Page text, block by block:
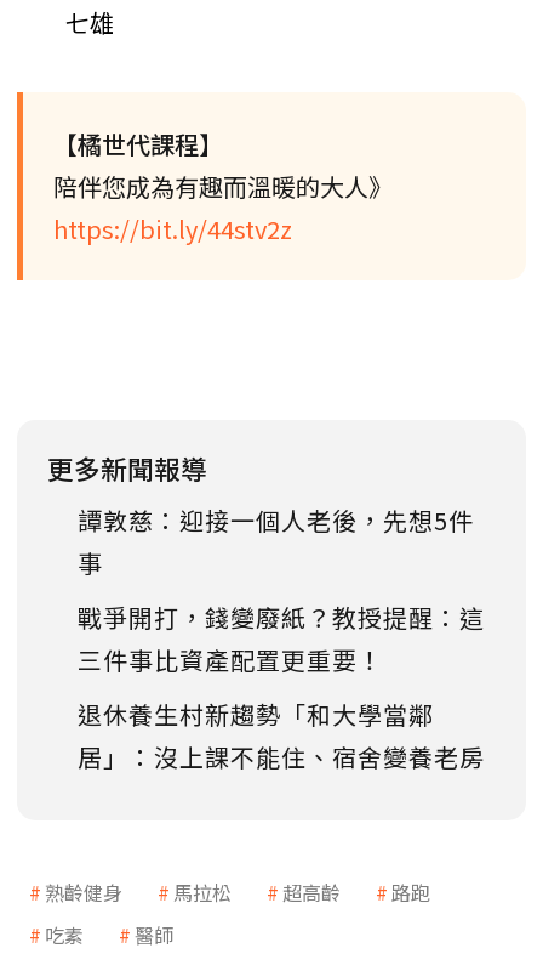
七雄
【橘世代課程】
陪伴您成為有趣而溫暖的大人》
https://bit.ly/44stv2z
更多新聞報導
譚敦慈：迎接一個人老後，先想5件
事
戰爭開打，錢變廢紙？教授提醒：這
三件事比資產配置更重要！
退休養生村新趨勢「和大學當鄰
居」：沒上課不能住、宿舍變養老房
熟齡健身 馬拉松 超高齡
路跑
吃素
醫師